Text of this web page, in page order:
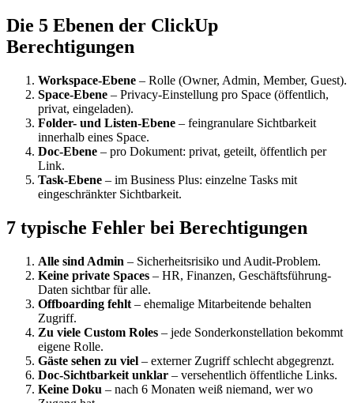
Die 5 Ebenen der ClickUp
Berechtigungen
Workspace-Ebene – Rolle (Owner, Admin, Member, Guest).
Space-Ebene – Privacy-Einstellung pro Space (öffentlich,
privat, eingeladen).
Folder- und Listen-Ebene – feingranulare Sichtbarkeit
innerhalb eines Space.
Doc-Ebene – pro Dokument: privat, geteilt, öffentlich per
Link.
Task-Ebene – im Business Plus: einzelne Tasks mit
eingeschränkter Sichtbarkeit.
7 typische Fehler bei Berechtigungen
Alle sind Admin – Sicherheitsrisiko und Audit-Problem.
Keine private Spaces – HR, Finanzen, Geschäftsführung-
Daten sichtbar für alle.
Offboarding fehlt – ehemalige Mitarbeitende behalten
Zugriff.
Zu viele Custom Roles – jede Sonderkonstellation bekommt
eigene Rolle.
Gäste sehen zu viel – externer Zugriff schlecht abgegrenzt.
Doc-Sichtbarkeit unklar – versehentlich öffentliche Links.
Keine Doku – nach 6 Monaten weiß niemand, wer wo